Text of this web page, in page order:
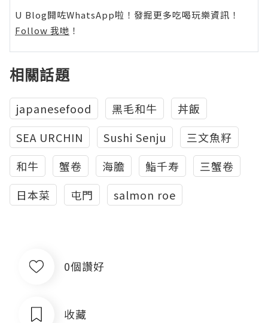
U Blog開咗WhatsApp啦！發掘更多吃喝玩樂資訊！
Follow 我哋 ！
相關話題
japanesefood 黑毛和牛
丼飯
SEA URCHIN
Sushi Senju
三文魚籽
和牛
蟹卷 海膽 鮨千寿
三蟹卷
日本菜
屯門 salmon roe
0個讚好
收藏